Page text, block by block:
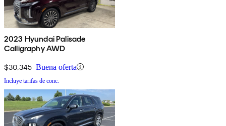
2023 Hyundai Palisade
Calligraphy AWD
$30,345 Buena oferta
Incluye tarifas de conc.